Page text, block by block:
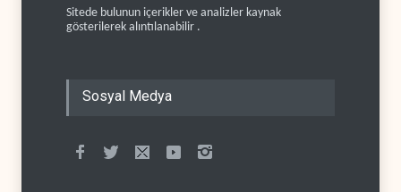
Sitede bulunun içerikler ve analizler kaynak
gösterilerek alıntılanabilir .
Sosyal Medya